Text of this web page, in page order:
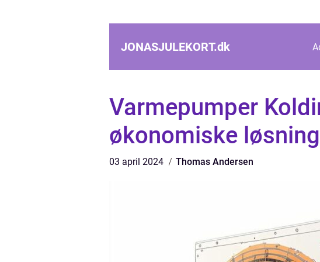
JONASJULEKORT.dk
Varmepumper
økonomiske
03 april 2024 Thomas Andersen